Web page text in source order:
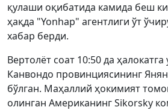
қулаши оқибатида камида беш
ҳақда "Yonhap" агентлиги ўт
хабар берди.
Вертолёт соат 10:50 да
Канвондо провинциясининг
бўлган. Маҳаллий ҳокимият
олинган Американинг Sikorsky